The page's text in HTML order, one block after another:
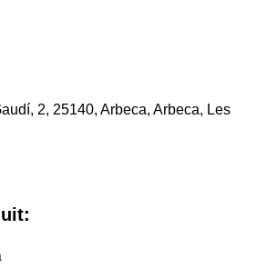
2, 25140, Arbeca, Arbeca, Les